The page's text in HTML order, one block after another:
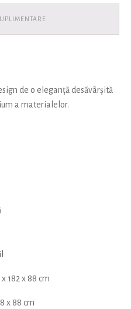
de o eleganță desăvârșită
a materialelor.
182 x 88 cm
x 88 cm